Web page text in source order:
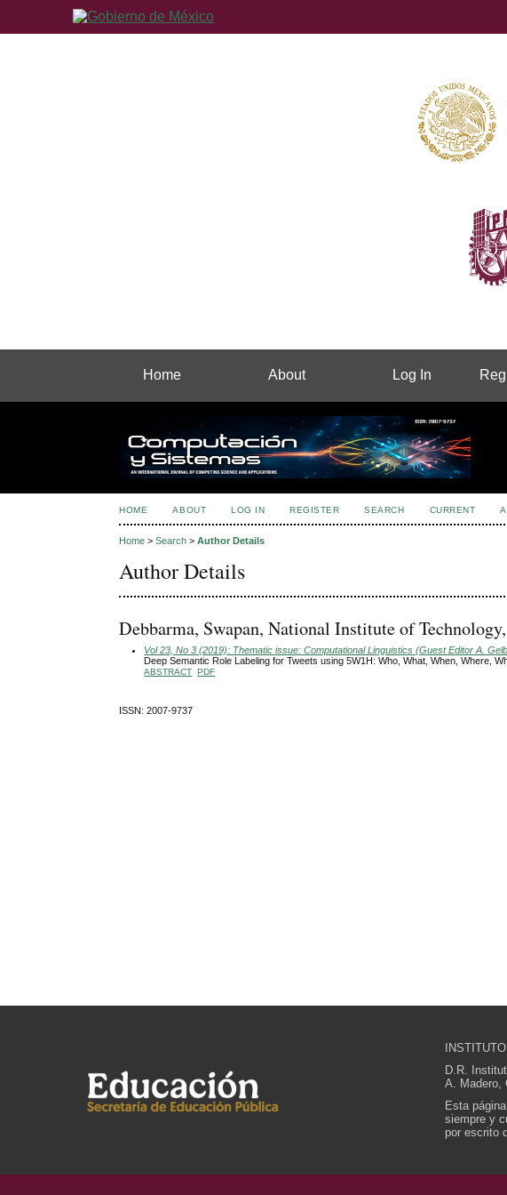
Home About Log In
HOME ABOUT LOG IN REGISTER SEARCH CURRENT
Home >Search >Author Details
Author Details
Debbarma, Swapan, National Institute of
Vol 23, No 3 (2019): Thematic issue: Computational Linguistics (Guest Editor A.
Deep Semantic Role Labeling for Tweets using 5W1H: Who, What, When, Where,
ABSTRACT PDF
ISSN: 2007-9737
D.R.
A. Madero,
Esta
siempre y
por escrito